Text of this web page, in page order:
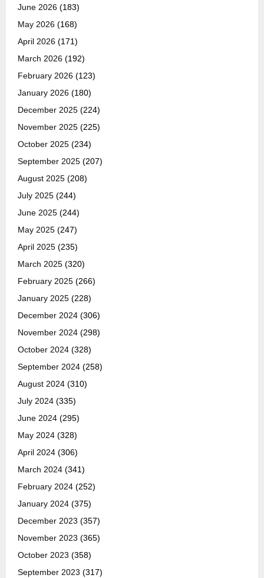
June 2026 (183)
May 2026 (168)
April 2026 (171)
March 2026 (192)
February 2026 (123)
January 2026 (180)
December 2025 (224)
November 2025 (225)
October 2025 (234)
September 2025 (207)
August 2025 (208)
July 2025 (244)
June 2025 (244)
May 2025 (247)
April 2025 (235)
March 2025 (320)
February 2025 (266)
January 2025 (228)
December 2024 (306)
November 2024 (298)
October 2024 (328)
September 2024 (258)
August 2024 (310)
July 2024 (335)
June 2024 (295)
May 2024 (328)
April 2024 (306)
March 2024 (341)
February 2024 (252)
January 2024 (375)
December 2023 (357)
November 2023 (365)
October 2023 (358)
September 2023 (317)